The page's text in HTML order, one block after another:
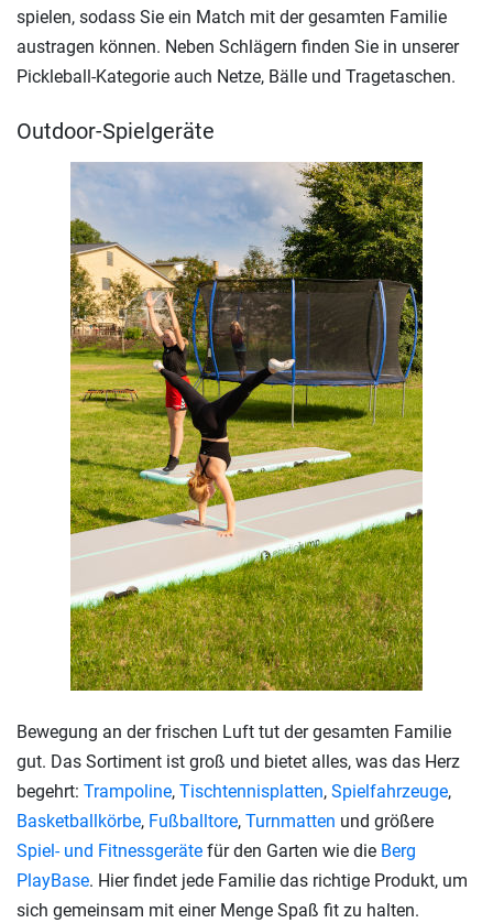
spielen, sodass Sie ein Match mit der gesamten Familie
austragen können. Neben Schlägern finden Sie in unserer
Pickleball-Kategorie auch Netze, Bälle und Tragetaschen.
Outdoor-Spielgeräte
Bewegung an der frischen Luft tut der gesamten Familie
gut. Das Sortiment ist groß und bietet alles, was das Herz
begehrt: Trampoline, Tischtennisplatten, Spielfahrzeuge,
Basketballkörbe, Fußballtore, Turnmatten und größere
Spiel- und Fitnessgeräte für den Garten wie die Berg
PlayBase. Hier findet jede Familie das richtige Produkt, um
sich gemeinsam mit einer Menge Spaß fit zu halten.